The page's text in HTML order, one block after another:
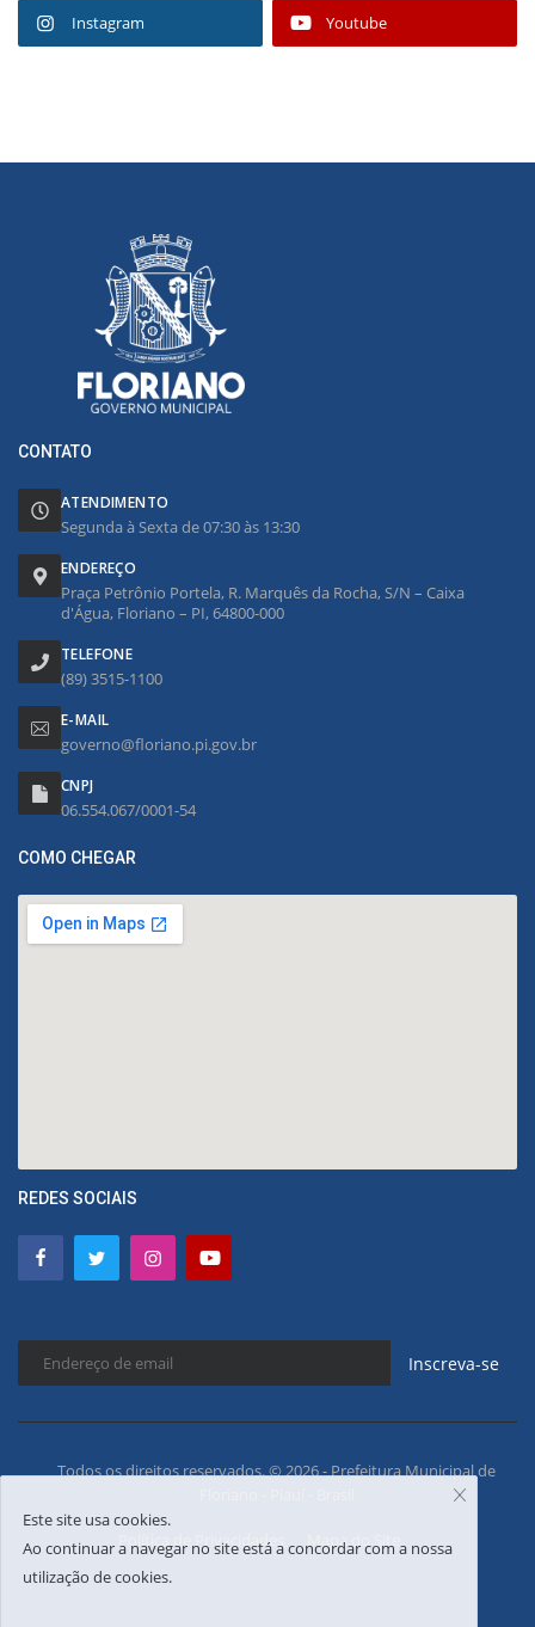
Instagram Youtube
CONTATO
ATENDIMENTO
Segunda à Sexta de 07:30 às 13:30
ENDEREÇO
Praça Petrônio Portela, R. Marquês da Rocha, S/N – Caixa
d'Água, Floriano – PI, 64800-000
TELEFONE
(89) 3515-1100
E-MAIL
governo@floriano.pi.gov.br
CNPJ
06.554.067/0001-54
COMO CHEGAR
REDES SOCIAIS
Inscreva-se
Todos os direitos reservados. © 2026 - Prefeitura Municipal de
Política de Privacidades Mapa do Site
Este site usa cookies.
Ao continuar a navegar no site está a concordar com a nossa
utilização de cookies.